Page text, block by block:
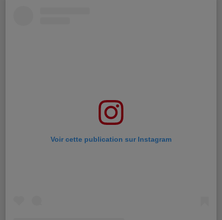
Voir cette publication sur Instagram